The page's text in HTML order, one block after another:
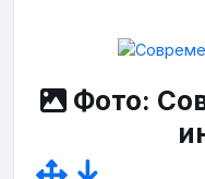
Фото: